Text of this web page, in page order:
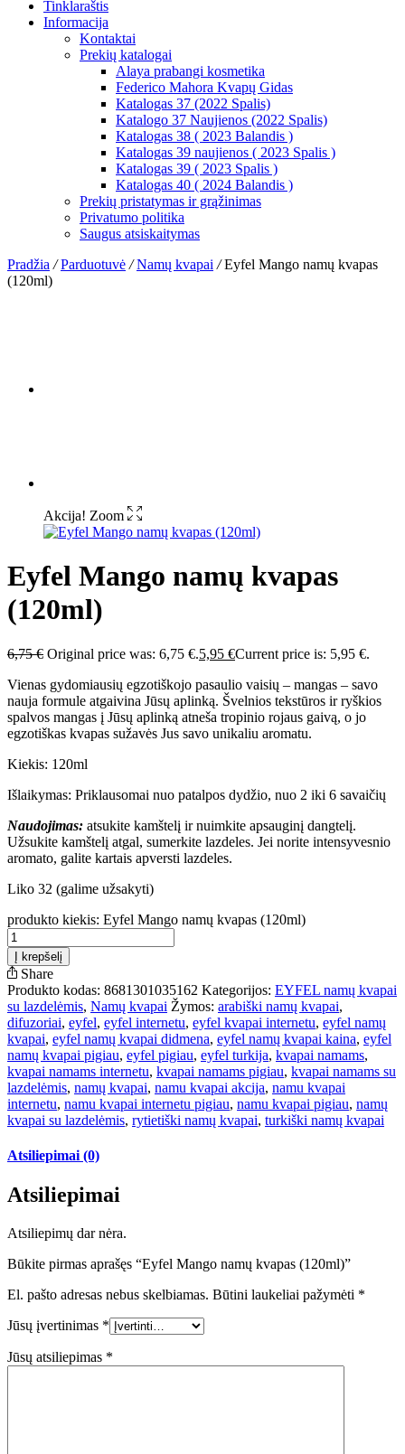
Tinklaraštis
Informacija
Kontaktai
Prekių katalogai
Alaya prabangi kosmetika
Federico Mahora Kvapų Gidas
Katalogas 37 (2022 Spalis)
Katalogo 37 Naujienos (2022 Spalis)
Katalogas 38 ( 2023 Balandis )
Katalogas 39 naujienos ( 2023 Spalis )
Katalogas 39 ( 2023 Spalis )
Katalogas 40 ( 2024 Balandis )
Prekių pristatymas ir grąžinimas
Privatumo politika
Saugus atsiskaitymas
Pradžia / Parduotuvė / Namų kvapai /Eyfel Mango namų kvapas
(120ml)
Akcija! Zoom
Eyfel Mango namų kvapas
(120ml)
6,75€ Original price was: 6,75 €.5,95 €Current price is: 5,95 €.
Vienas gydomiausių egzotiškojo pasaulio vaisių – mangas – savo
nauja formule atgaivina Jūsų aplinką. Švelnios tekstūros ir ryškios
spalvos mangas į Jūsų aplinką atneša tropinio rojaus gaivą, o jo
egzotiškas kvapas sužavės Jus savo unikaliu aromatu.
Kiekis: 120ml
Išlaikymas: Priklausomai nuo patalpos dydžio, nuo 2 iki 6 savaičių
Naudojimas: atsukite kamštelį ir nuimkite apsauginį dangtelį.
Užsukite kamštelį atgal, sumerkite lazdeles. Jei norite intensyvesnio
aromato, galite kartais apversti lazdeles.
Liko 32 (galime užsakyti)
produkto kiekis: Eyfel Mango namų kvapas (120ml)
Į krepšelį
Share
Produkto kodas: 8681301035162 Kategorijos: EYFEL namų kvapai
su lazdelėmis, Namų kvapai Žymos: arabiški namų kvapai,
difuzoriai, eyfel, eyfel internetu, eyfel kvapai internetu, eyfel namų
kvapai, eyfel namų kvapai didmena, eyfel namų kvapai kaina, eyfel
namų kvapai pigiau, eyfel pigiau, eyfel turkija, kvapai namams,
kvapai namams internetu, kvapai namams pigiau, kvapai namams su
lazdelėmis, namų kvapai, namu kvapai akcija, namu kvapai
internetu, namu kvapai internetu pigiau, namu kvapai pigiau, namų
kvapai su lazdelėmis, rytietiški namų kvapai, turkiški namų kvapai
Atsiliepimai (0)
Atsiliepimai
Atsiliepimų dar nėra.
Būkite pirmas aprašęs “Eyfel Mango namų kvapas (120ml)”
El. pašto adresas nebus skelbiamas. Būtini laukeliai pažymėti *
Jūsų įvertinimas *
Jūsų atsiliepimas *